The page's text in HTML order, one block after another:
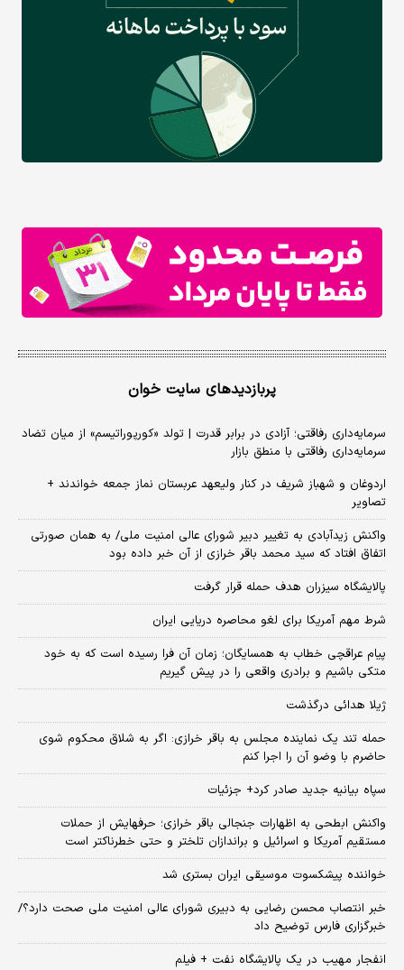
پربازدیدهای سایت خوان
سرمایه‌داری رفاقتی؛ آزادی در برابر قدرت | تولد «کورپوراتیسم» از میان تضاد
سرمایه‌داری رفاقتی با منطق بازار
اردوغان و شهباز شریف در کنار ولیعهد عربستان نماز جمعه خواندند +
تصاویر
واکنش زیدآبادی به تغییر دبیر شورای عالی امنیت ملی/ به همان صورتی
اتفاق افتاد که سید محمد باقر خرازی از آن خبر داده بود
پالایشگاه سیزران هدف حمله قرار گرفت
شرط مهم آمریکا برای لغو محاصره دریایی ایران
پیام عراقچی خطاب به همسایگان؛ زمان آن فرا رسیده است که به خود
متکی باشیم و برادری واقعی را در پیش گیریم
ژیلا هدائی درگذشت
حمله تند یک نماینده مجلس به باقر خرازی: اگر به شلاق محکوم شوی
حاضرم با وضو آن را اجرا کنم
سپاه بیانیه جدید صادر کرد+ جزئیات
واکنش ابطحی به اظهارات جنجالی باقر خرازی؛ حرفهایش از حملات
مستقیم آمریکا و اسرائیل و براندازان تلختر و حتی خطرناکتر است
خواننده پیشکسوت موسیقی ایران بستری شد
خبر انتصاب محسن رضایی به دبیری شورای عالی امنیت ملی صحت دارد؟/
خبرگزاری فارس توضیح داد
انفجار مهیب در یک پالایشگاه نفت + فیلم